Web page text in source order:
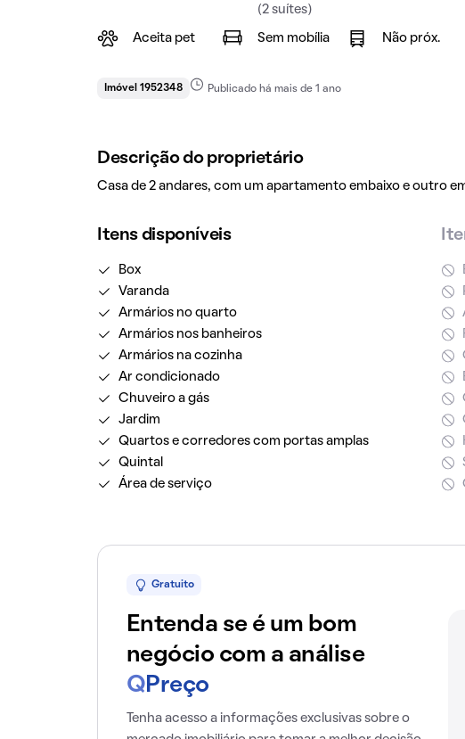
(2 suítes)
Aceita pet Sem mobília Não próx.
Imóvel 1952348 Publicado há mais de 1 ano
Descrição do proprietário
Casa de 2 andares, com um apartamento embaixo e outro
Itens disponíveis
Box
Varanda
Armários no quarto
Armários nos banheiros
Armários na cozinha
Ar condicionado
Chuveiro a gás
Jardim
Quartos e corredores com portas amplas
Quintal
Área de serviço
Gratuito
Entenda se é um bom
negócio com a análise
Q Preço
Tenha acesso a informações exclusivas sobre o